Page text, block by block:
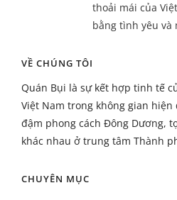
thoải mái của
bằng tình yêu và
VỀ CHÚNG TÔI
Quán Bụi là sự kết hợp tinh tế
Việt Nam trong không gian
đậm phong cách Đông Dương,
khác nhau ở trung tâm Thành
CHUYÊN MỤC